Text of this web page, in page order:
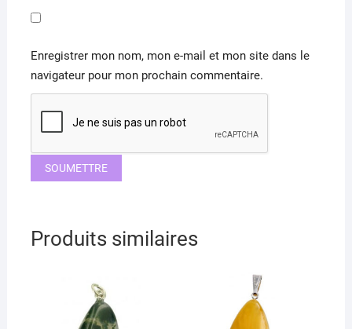
Enregistrer mon nom, mon e-mail et mon site dans le
navigateur pour mon prochain commentaire.
Produits similaires